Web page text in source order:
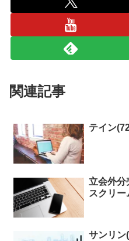
関連記事
テイン
立会外
スクリー
サンリ